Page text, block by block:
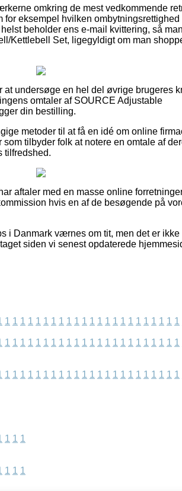
omkring de mest vedkommende
eksempel hvilken ombytningsrettighed
beholder ens e-mail kvittering, så
Kettlebell Set, ligegyldigt om man
undersøge en hel del øvrige brugeres
omtaler af SOURCE Adjustable
din bestilling.
metoder til at få en idé om online
tilbyder folk at notere en omtale af
tilfredshed.
aftaler med en masse online
hvis en af de besøgende på
i Danmark værnes om tit, men det er
siden vi senest opdaterede
1 1 1 1 1 1 1 1 1 1 1 1 1 1 1 1 1 1 1 1 1 1 1
1 1 1 1 1 1 1 1 1 1 1 1 1 1 1 1 1 1 1 1 1 1 1
1 1 1 1 1 1 1 1 1 1 1 1 1 1 1 1 1 1 1 1 1 1 1
1 1 1
1 1 1